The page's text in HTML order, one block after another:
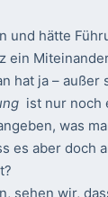
und hätte
ein
hat ja – außer
ist nur noch
was
es aber doch
sehen wir,